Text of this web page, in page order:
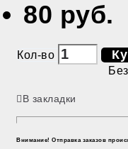
80 руб.
Кол-во
В закладки
Внимание! Отправка заказов